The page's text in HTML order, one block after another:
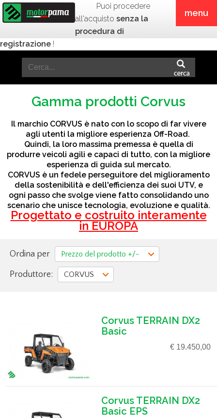
menu
Puoi procedere
all'acquisto senza la
procedura di
registrazione !
Gamma prodotti Corvus
Il marchio CORVUS è nato con lo scopo di far vivere
agli utenti la migliore esperienza Off-Road.
Quindi, la loro massima premessa è quella di
produrre veicoli agili e capaci di tutto, con la migliore
esperienza di guida sul mercato.
CORVUS è un fedele perseguitore del miglioramento
della sostenibilità e dell'efficienza dei suoi UTV, e
ogni passo che svolge viene fatto consolidando uno
scenario che unisce tecnologia, evoluzione e qualità.
Progettato e costruito interamente
in EUROPA
Ordina per Prezzo del prodotto +/-
Produttore: CORVUS
Corvus TERRAIN DX2
Basic
€ 19.450,00
Corvus TERRAIN DX2
Basic EPS